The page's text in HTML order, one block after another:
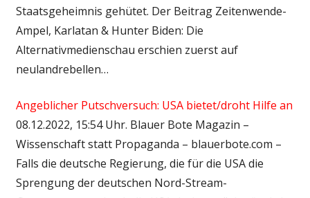
Staatsgeheimnis gehütet. Der Beitrag Zeitenwende-
Ampel, Karlatan & Hunter Biden: Die
Alternativmedienschau erschien zuerst auf
neulandrebellen…
Angeblicher Putschversuch: USA bietet/droht Hilfe an
08.12.2022, 15:54 Uhr. Blauer Bote Magazin –
Wissenschaft statt Propaganda – blauerbote.com –
Falls die deutsche Regierung, die für die USA die
Sprengung der deutschen Nord-Stream-